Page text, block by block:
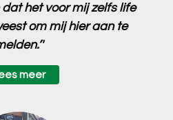
dat het voor mij zelfs life
om mij hier aan te
meer